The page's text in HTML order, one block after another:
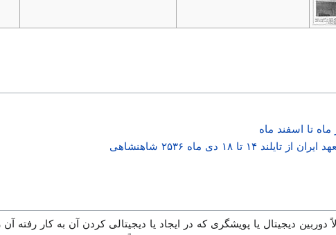
دی ماه ۲۵۳۶ شاهنشاهی
دیجیتال یا پویشگری که در ایجاد یا دیجیتالی کردن آن به کار رفته